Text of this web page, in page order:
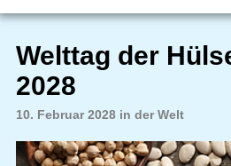
Welttag der
2028
10. Februar 2028 in der Welt